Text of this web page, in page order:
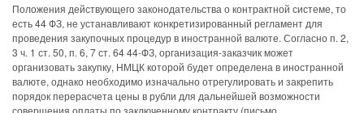
Положения действующего законодательства о контрактной системе, то
есть 44 ФЗ, не устанавливают конкретизированный регламент для
проведения закупочных процедур в иностранной валюте. Согласно п. 2,
3 ч. 1 ст. 50, п. 6, 7 ст. 64 44-ФЗ, организация-заказчик может
организовать закупку, НМЦК которой будет определена в иностранной
валюте, однако необходимо изначально отрегулировать и закрепить
порядок перерасчета цены в рубли для дальнейшей возможности
совершения оплаты по заключенному контракту (письмо